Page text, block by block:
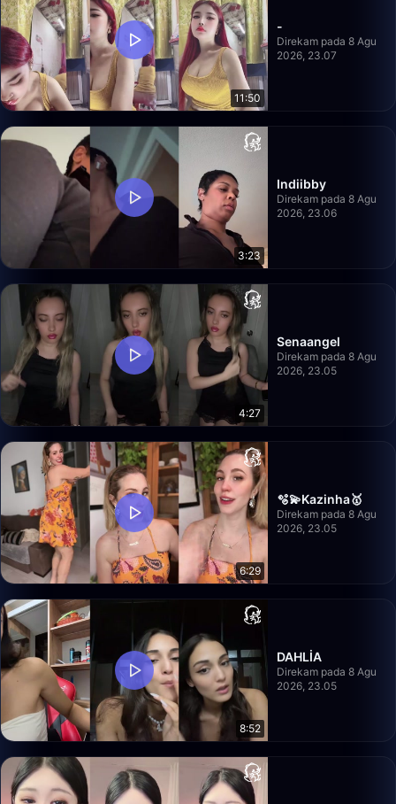
11:50
-
Direkam pada 8 Agu
2026, 23.07
3:23
Indiibby
Direkam pada 8 Agu
2026, 23.06
4:27
Senaangel
Direkam pada 8 Agu
2026, 23.05
6:29
🫧💫Kazinha🥇
Direkam pada 8 Agu
2026, 23.05
8:52
DAHLİA
Direkam pada 8 Agu
2026, 23.05